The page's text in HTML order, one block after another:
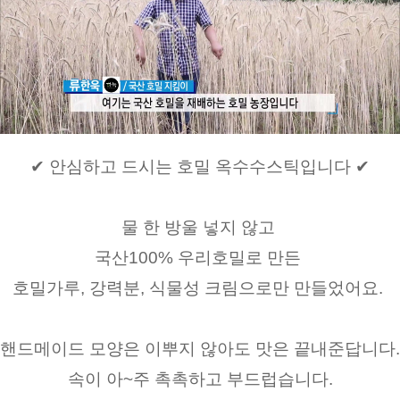
✔ 안심하고 드시는 호밀 옥수수스틱입니다 ✔
물 한 방울 넣지 않고
국산100% 우리호밀로 만든
호밀가루, 강력분, 식물성 크림으로만 만들었어요.
핸드메이드 모양은 이뿌지 않아도 맛은 끝내준답니다.
속이 아~주 촉촉하고 부드럽습니다.